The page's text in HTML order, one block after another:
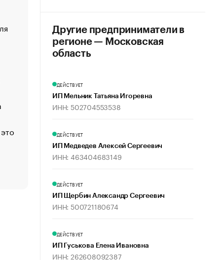
«От спорта тело стареет иначе». Как живет глава
создавшей GTA
«Деньги будут не нужны»: что рассказал Маск в
Функции менеджмента: пять ключевых основ
управления
ЕС разрешил конфискацию российской нефти —
Стресс обеспеченных людей: почему рост доходов
Что обвинения против Павла Дурова значат для
Другие предприниматели в
регионе — Московская
область
ДЕЙСТВУЕТ
ИП Мельник Татьяна Игоревна
ИНН: 502704553538
ДЕЙСТВУЕТ
ИП Медведев Алексей Сергеевич
ИНН: 463404683149
ДЕЙСТВУЕТ
ИП Щербин Александр Сергеевич
ИНН: 500721180674
ДЕЙСТВУЕТ
ИП Гуськова Елена Ивановна
ИНН: 262608092387